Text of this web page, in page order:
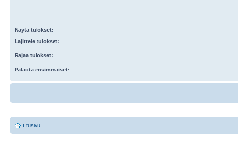
Näytä tulokset:
Lajittele tulokset:
Rajaa tulokset:
Palauta ensimmäiset:
Etusivu